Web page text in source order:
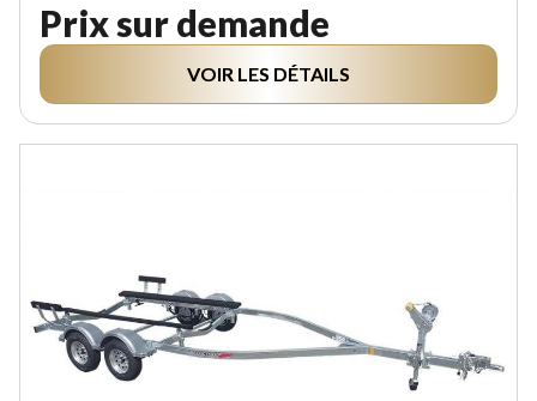
Prix sur demande
VOIR LES DÉTAILS